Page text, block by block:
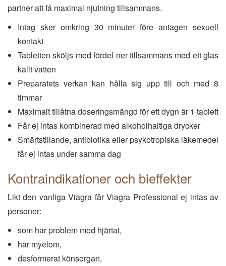
partner att få maximal njutning tillsammans.
Intag sker omkring 30 minuter före antagen sexuell
kontakt
Tabletten sköljs med fördel ner tillsammans med ett glas
kallt vatten
Preparatets verkan kan hålla sig upp till och med 8
timmar
Maximalt tillåtna doseringsmängd för ett dygn är 1 tablett
Får ej intas kombinerad med alkoholhaltiga drycker
Smärtstillande, antibiotika eller psykotropiska läkemedel
får ej intas under samma dag
Kontraindikationer och bieffekter
Likt den vanliga Viagra får Viagra Professional ej intas av
personer:
som har problem med hjärtat,
har myelom,
desformerat könsorgan,